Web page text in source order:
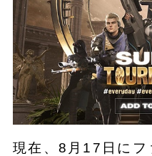
現在、8月17日にフ